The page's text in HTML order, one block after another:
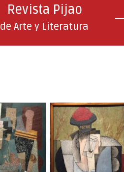
Revista Pijao
de Arte y Literatura